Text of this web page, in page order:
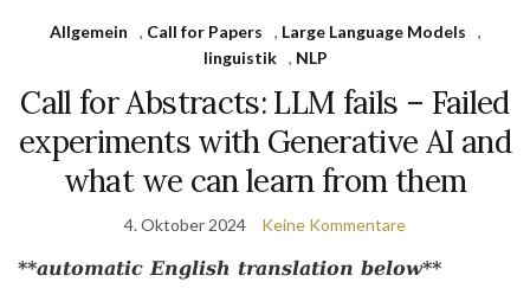
Allgemein , Call for Papers , Large Language Models
,
linguistik
, NLP
Call for Abstracts: LLM fails – Failed
experiments with Generative AI and
what we can learn from them
4. Oktober 2024 Keine Kommentare
**automatic English translation below**